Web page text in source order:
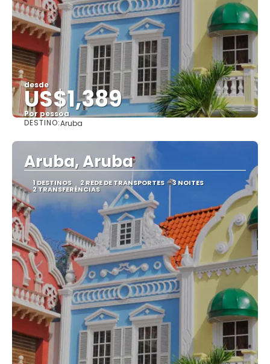
desde
US$1,389
Por pessoa
DESTINO:Aruba
Aruba, Aruba
1 DESTINOS 2 REDE DE TRANSPORTES 3 NOITES
2 TRANSFERÊNCIAS